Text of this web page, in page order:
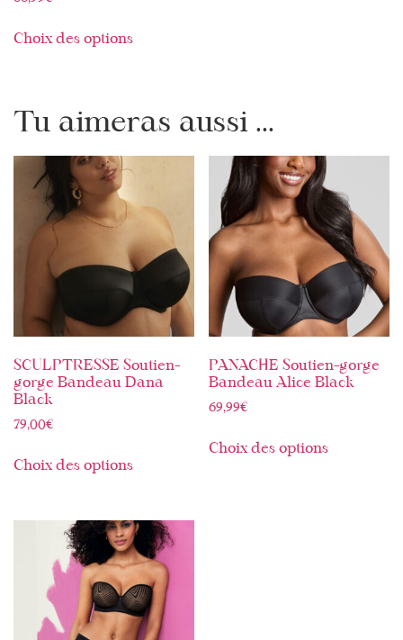
Choix des options
Tu aimeras aussi ...
SCULPTRESSE Soutien-
gorge Bandeau Dana
Black
79,00€
Choix des options
PANACHE Soutien-gorge
Bandeau Alice Black
69,99€
Choix des options